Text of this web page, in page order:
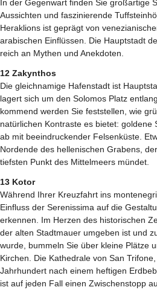
In der Gegenwart finden Sie großartige
Aussichten und faszinierende
Heraklions ist geprägt von
arabischen Einflüssen. Die Hauptstadt
reich an Mythen und Anekdoten.
12 Zakynthos
Die gleichnamige Hafenstadt ist
lagert sich um den Solomos Platz
kommend werden Sie feststellen, wie
natürlichen Kontraste es bietet: goldene
ab mit beeindruckender Felsenküste.
Nordende des hellenischen Grabens,
tiefsten Punkt des Mittelmeers mündet.
13 Kotor
Während Ihrer Kreuzfahrt ins
Einfluss der Serenissima auf die
erkennen. Im Herzen des historischen
der alten Stadtmauer umgeben ist und
wurde, bummeln Sie über kleine Plätze
Kirchen. Die Kathedrale von San
Jahrhundert nach einem heftigen
ist auf jeden Fall einen Zwischenstopp